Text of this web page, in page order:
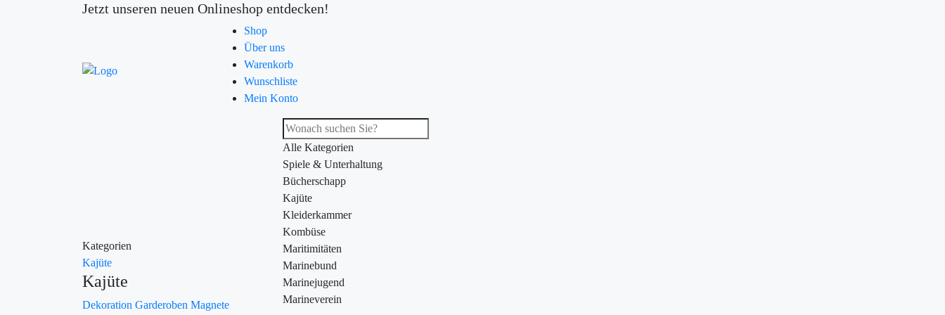
Jetzt unseren neuen Onlineshop entdecken!
Shop
Über uns
Warenkorb
Wunschliste
Mein Konto
Kategorien
Kajüte
Kajüte
Dekoration Garderoben Magnete
Alle Kategorien
Spiele & Unterhaltung
Bücherschapp
Kajüte
Kleiderkammer
Kombüse
Maritimitäten
Marinebund
Marinejugend
Marineverein